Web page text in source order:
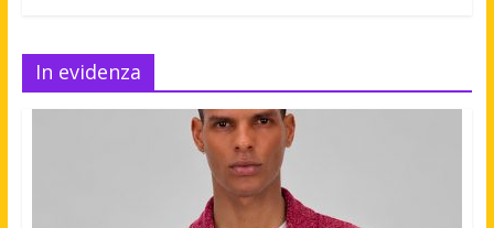
In evidenza